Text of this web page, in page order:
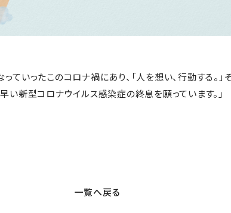
ていったこのコロナ禍にあり、「人を想い、行動する。
い新型コロナウイルス感染症の終息を願っています。」
一覧へ戻る